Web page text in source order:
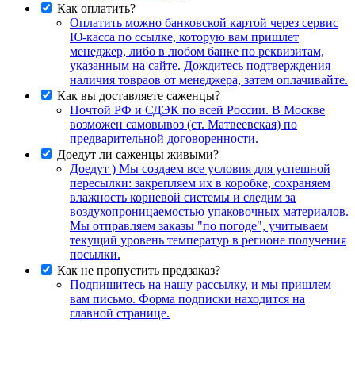
Как оплатить?
Оплатить можно банковской картой через сервис
Ю-касса по ссылке, которую вам пришлет
менеджер, либо в любом банке по реквизитам,
указанным на сайте. Дождитесь подтверждения
наличия товраов от менеджера, затем оплачивайте.
Как вы доставляете саженцы?
Почтой РФ и СДЭК по всей России. В Москве
возможен самовывоз (ст. Матвеевская) по
предварительной договоренности.
Доедут ли саженцы живыми?
Доедут ) Мы создаем все условия для успешной
пересылки: закрепляем их в коробке, сохраняем
влажность корневой системы и следим за
воздухопроницаемостью упаковочных материалов.
Мы отправляем заказы "по погоде", учитываем
текущий уровень температур в регионе получения
посылки.
Как не пропустить предзаказ?
Подпишитесь на нашу рассылку, и мы пришлем
вам письмо. Форма подписки находится на
главной странице.